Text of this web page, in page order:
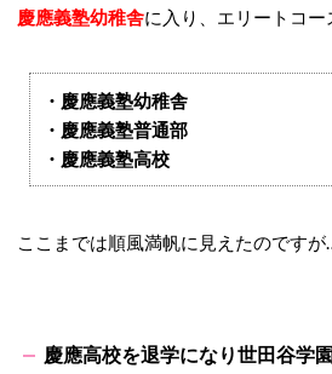
慶應義塾幼稚舎に入り、エリートコー
・慶應義塾幼稚舎
・慶應義塾普通部
・慶應義塾高校
ここまでは順風満帆に見えたのですが
慶應高校を退学になり世田谷学